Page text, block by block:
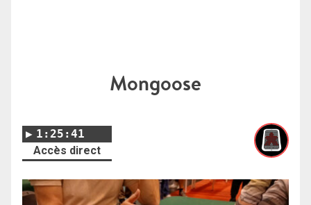
Mongoose
1:25:41
Accès direct